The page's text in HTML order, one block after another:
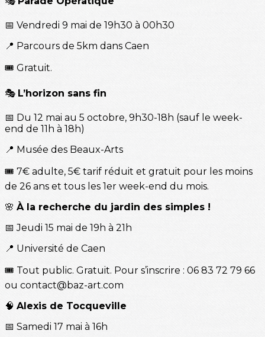
📅 Vendredi 9 mai de 19h30 à 00h30
📍 Parcours de 5km dans Caen
🎟️ Gratuit.
🎭 L’horizon sans fin
📅 Du 12 mai au 5 octobre, 9h30-18h (sauf le week-
end de 11h à 18h)
📍 Musée des Beaux-Arts
🎟️ 7€ adulte, 5€ tarif réduit et gratuit pour les moins
de 26 ans et tous les 1er week-end du mois.
🌸 À la recherche du jardin des simples !
📅 Jeudi 15 mai de 19h à 21h
📍 Université de Caen
🎟️ Tout public. Gratuit. Pour s’inscrire : 06 83 72 79 66
ou contact@baz-art.com
🧠 Alexis de Tocqueville
📅 Samedi 17 mai à 16h